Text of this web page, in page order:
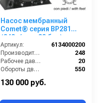
Насос мембранный
Comet® серия ВP281
(248л/мин; 20 бар); вал
ВОМ 13/8
Артикул:
6134000200
Производительность (л/мин):
248
Рабочее давление (бар):
20
Обороты двигателя (об/мин):
550
130 000 руб.